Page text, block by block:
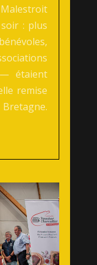
: plus
étaient
remise